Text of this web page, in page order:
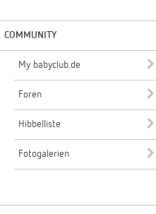
COMMUNITY
My babyclub.de
Foren
Hibbelliste
Fotogalerien